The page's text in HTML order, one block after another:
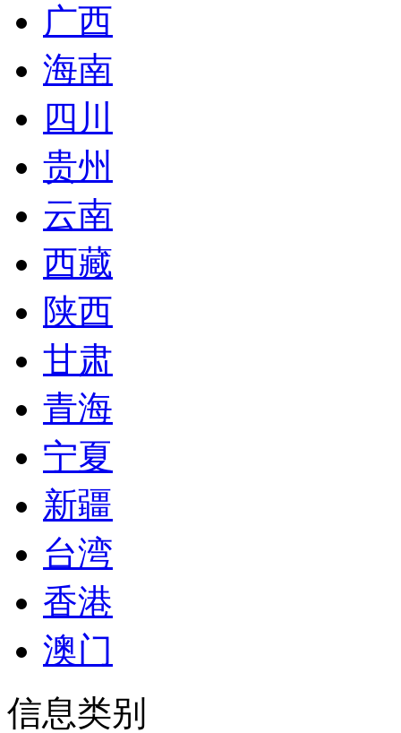
广西
海南
四川
贵州
云南
西藏
陕西
甘肃
青海
宁夏
新疆
台湾
香港
澳门
信息类别